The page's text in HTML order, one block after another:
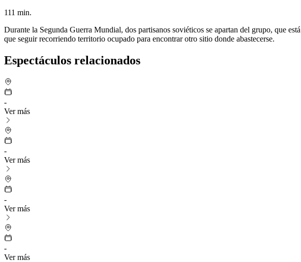
111 min.
Durante la Segunda Guerra Mundial, dos partisanos soviéticos se apartan del grupo, que
que seguir recorriendo territorio ocupado para encontrar otro sitio donde abastecerse.
Espectáculos relacionados
-
Ver más
-
Ver más
-
Ver más
-
Ver más